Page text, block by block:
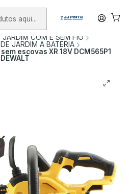
ENCOMENDAS +75€ (excepto ilhas)
FERRAMENTAS COM FIO
JARDIM COM E SEM FIO
JARDIM A BATERIA
escovas XR 18V DCM565P1
DEWALT